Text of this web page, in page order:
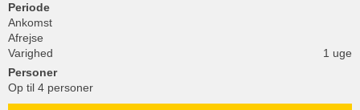
Periode
Ankomst
Afrejse
Varighed
1 uge
Personer
Op til 4 personer